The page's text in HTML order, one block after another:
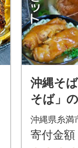
沖縄そ
そば」
(てびち(
ト
沖縄県糸満
寄付金額